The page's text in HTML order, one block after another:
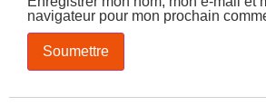
navigateur pour mon prochain